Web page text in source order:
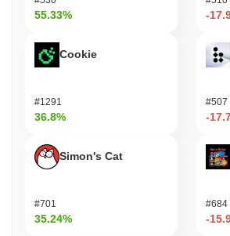
55.33%
Cookie
#1291
36.8%
Simon's Cat
#701
35.24%
-
#507
-
#684
-